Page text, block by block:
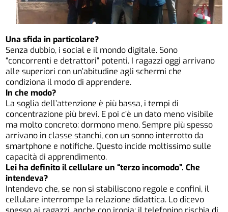
Una sfida in particolare?
Senza dubbio, i social e il mondo digitale. Sono
“concorrenti e detrattori” potenti. I ragazzi oggi arrivano
alle superiori con un’abitudine agli schermi che
condiziona il modo di apprendere.
In che modo?
La soglia dell’attenzione è più bassa, i tempi di
concentrazione più brevi. E poi c’è un dato meno visibile
ma molto concreto: dormono meno. Sempre più spesso
arrivano in classe stanchi, con un sonno interrotto da
smartphone e notifiche. Questo incide moltissimo sulle
capacità di apprendimento.
Lei ha definito il cellulare un “terzo incomodo”. Che
intendeva?
Intendevo che, se non si stabiliscono regole e confini, il
cellulare interrompe la relazione didattica. Lo dicevo